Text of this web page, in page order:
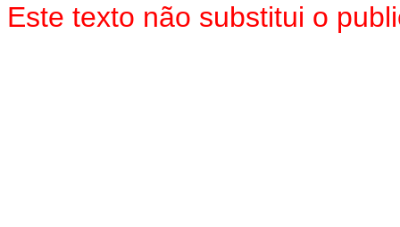
Este texto não substitui o